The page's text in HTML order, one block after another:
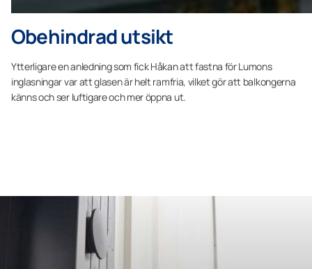
Obehindrad utsikt
Ytterligare en anledning som fick Håkan att fastna för Lumons
inglasningar var att glasen är helt ramfria, vilket gör att balkongerna
känns och ser luftigare och mer öppna ut.